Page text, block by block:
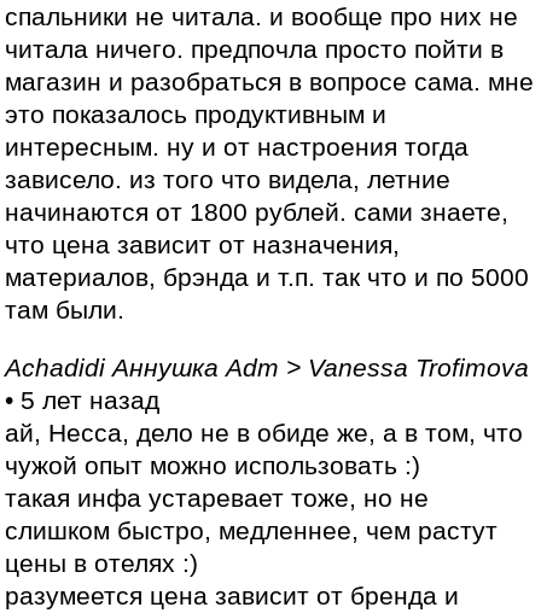
спальники не читала. и вообще про них не
читала ничего. предпочла просто пойти в
магазин и разобраться в вопросе сама. мне
это показалось продуктивным и
интересным. ну и от настроения тогда
зависело. из того что видела, летние
начинаются от 1800 рублей. сами знаете,
что цена зависит от назначения,
материалов, брэнда и т.п. так что и по 5000
там были.
Achadidi Аннушка Adm > Vanessa Trofimova
• 5 лет назад
ай, Несса, дело не в обиде же, а в том, что
чужой опыт можно использовать :)
такая инфа устаревает тоже, но не
слишком быстро, медленнее, чем растут
цены в отелях :)
разумеется цена зависит от бренда и